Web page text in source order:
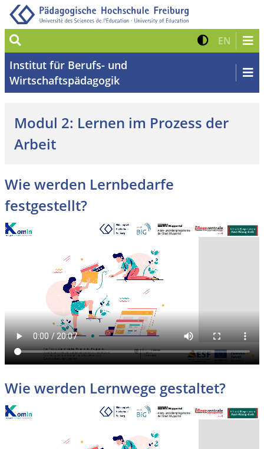
Suche Kontrast
EN Zur
Institut für Berufs- und
Wirtschaftspädagogik
Modul 2: Lernen im Prozess der
Arbeit
Wie werden Lernbedarfe
festgestellt?
Wie werden Lernwege gestaltet?